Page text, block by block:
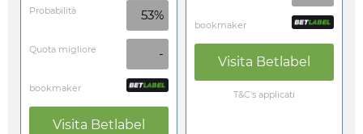
Probabilità 53%
Quota migliore -
bookmaker
Visita Betlabel
bookmaker
Visita Betlabel
T&C's applicati